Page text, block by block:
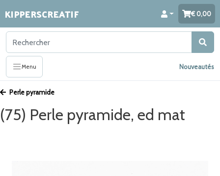
KIPPERSCREATIF 0,00
Menu Nouveautés
Perle pyramide
(75) Perle pyramide, ed mat